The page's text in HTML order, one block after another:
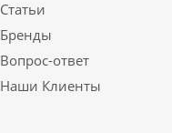
Статьи
Бренды
Вопрос-ответ
Наши Клиенты